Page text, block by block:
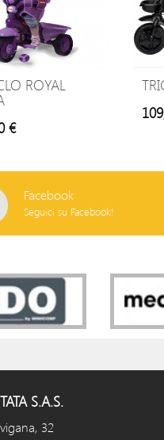
ROYAL
€
Facebook
Seguici su Facebook!
S.A.S.
32